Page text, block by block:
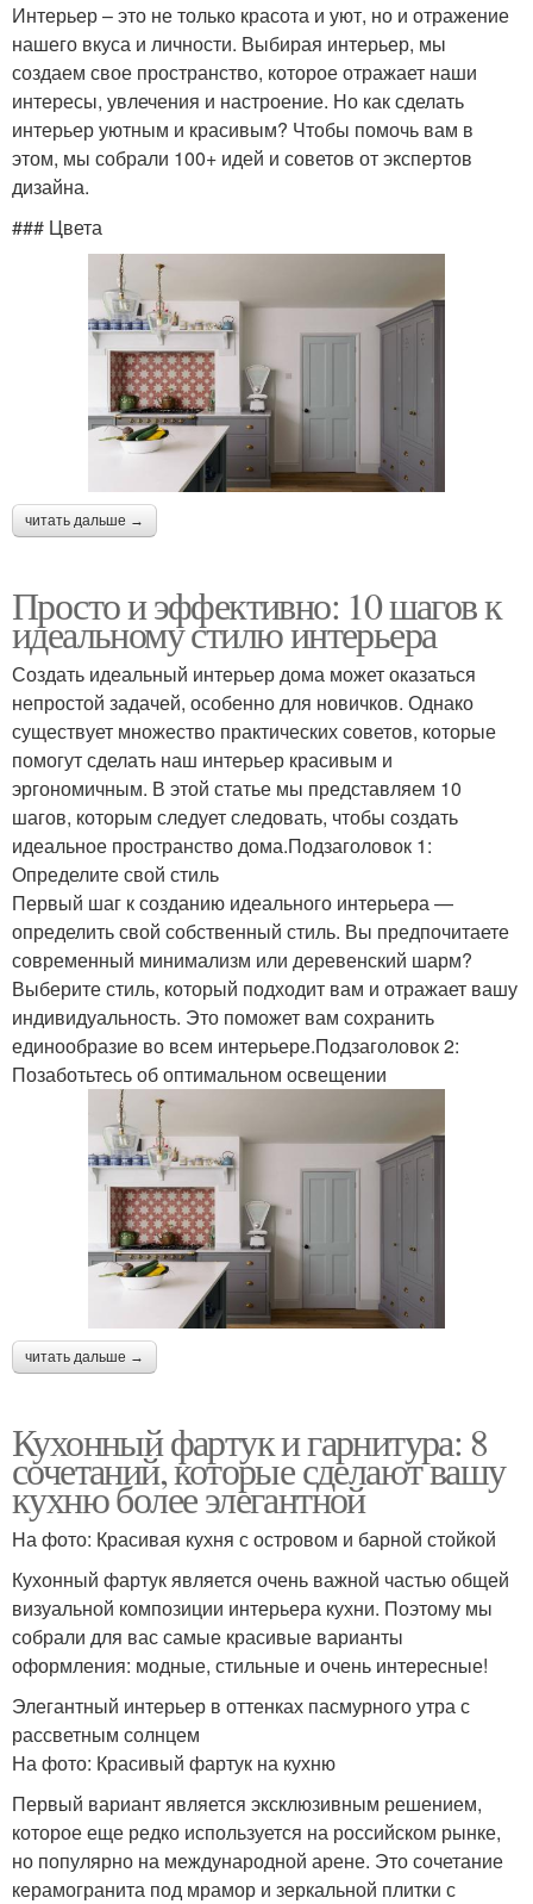
Интерьер – это не только красота и уют, но и отражение
нашего вкуса и личности. Выбирая интерьер, мы
создаем свое пространство, которое отражает наши
интересы, увлечения и настроение. Но как сделать
интерьер уютным и красивым? Чтобы помочь вам в
этом, мы собрали 100+ идей и советов от экспертов
дизайна.
### Цвета
читать дальше →
Просто и эффективно: 10 шагов к
идеальному стилю интерьера
Создать идеальный интерьер дома может оказаться
непростой задачей, особенно для новичков. Однако
существует множество практических советов, которые
помогут сделать наш интерьер красивым и
эргономичным. В этой статье мы представляем 10
шагов, которым следует следовать, чтобы создать
идеальное пространство дома.Подзаголовок 1:
Определите свой стиль
Первый шаг к созданию идеального интерьера —
определить свой собственный стиль. Вы предпочитаете
современный минимализм или деревенский шарм?
Выберите стиль, который подходит вам и отражает вашу
индивидуальность. Это поможет вам сохранить
единообразие во всем интерьере.Подзаголовок 2:
Позаботьтесь об оптимальном освещении
читать дальше →
Кухонный фартук и гарнитура: 8
сочетаний, которые сделают вашу
кухню более элегантной
На фото: Красивая кухня с островом и барной стойкой
Кухонный фартук является очень важной частью общей
визуальной композиции интерьера кухни. Поэтому мы
собрали для вас самые красивые варианты
оформления: модные, стильные и очень интересные!
Элегантный интерьер в оттенках пасмурного утра с
рассветным солнцем
На фото: Красивый фартук на кухню
Первый вариант является эксклюзивным решением,
которое еще редко используется на российском рынке,
но популярно на международной арене. Это сочетание
керамогранита под мрамор и зеркальной плитки с